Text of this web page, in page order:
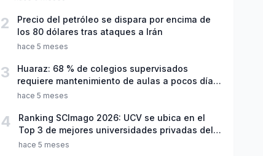
2
Precio del petróleo se dispara por encima de
los 80 dólares tras ataques a Irán
hace 5 meses
3
Huaraz: 68 % de colegios supervisados
requiere mantenimiento de aulas a pocos días
de inicio del año escolar 2026
hace 5 meses
4
Ranking SCImago 2026: UCV se ubica en el
Top 3 de mejores universidades privadas del
Perú
hace 5 meses